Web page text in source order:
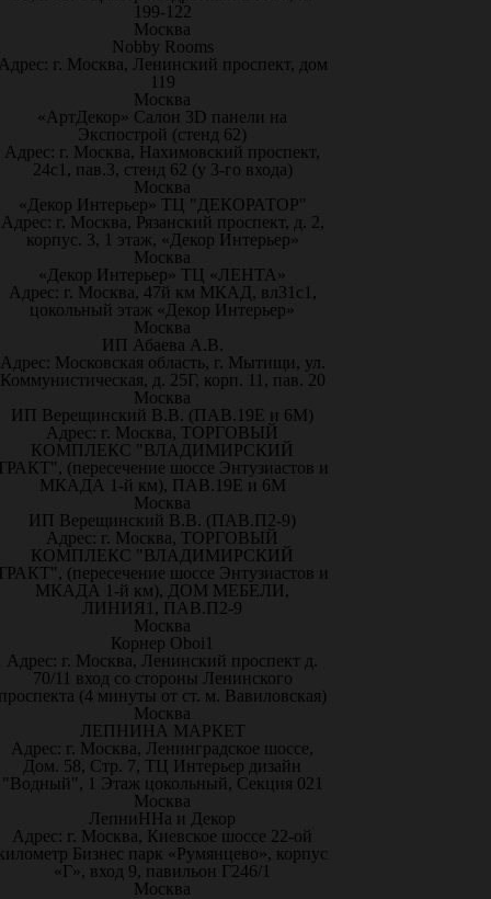
199-122
Москва
Nobby Rooms
г. Москва, Ленинский проспект, дом
119
Москва
«АртДекор» Салон 3D панели на
Экспострой (стенд 62)
Адрес: г. Москва, Нахимовский проспект,
24с1, пав.3, стенд 62 (у 3-го входа)
Москва
«Декор Интерьер» ТЦ "ДЕКОРАТОР"
Адрес: г. Москва, Рязанский проспект, д. 2,
корпус. 3, 1 этаж, «Декор Интерьер»
Москва
«Декор Интерьер» ТЦ «ЛЕНТА»
Адрес: г. Москва, 47й км МКАД, вл31с1,
цокольный этаж «Декор Интерьер»
Москва
ИП Абаева А.В.
Адрес: Московская область, г. Мытищи, ул.
Коммунистическая, д. 25Г, корп. 11, пав. 20
Москва
ИП Верещинский В.В. (ПАВ.19Е и 6М)
Адрес: г. Москва, ТОРГОВЫЙ
КОМПЛЕКС "ВЛАДИМИРСКИЙ
(пересечение шоссе Энтузиастов и
МКАДА 1-й км), ПАВ.19Е и 6М
Москва
ИП Верещинский В.В. (ПАВ.П2-9)
Адрес: г. Москва, ТОРГОВЫЙ
КОМПЛЕКС "ВЛАДИМИРСКИЙ
(пересечение шоссе Энтузиастов и
МКАДА 1-й км), ДОМ МЕБЕЛИ,
ЛИНИЯ1, ПАВ.П2-9
Москва
Корнер Oboi1
Адрес: г. Москва, Ленинский проспект д.
70/11 вход со стороны Ленинского
(4 минуты от ст. м. Вавиловская)
Москва
ЛЕПНИНА МАРКЕТ
Адрес: г. Москва, Ленинградское шоссе,
Дом. 58, Стр. 7, ТЦ Интерьер дизайн
"Водный", 1 Этаж цокольный, Секция 021
Москва
ЛепниННа и Декор
Адрес: г. Москва, Киевское шоссе 22-ой
Бизнес парк «Румянцево», корпус
«Г», вход 9, павильон Г246/1
Москва